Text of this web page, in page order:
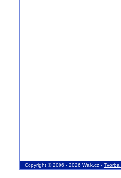
Copyright © 2006 - 2026 Walk.cz - Tvorba